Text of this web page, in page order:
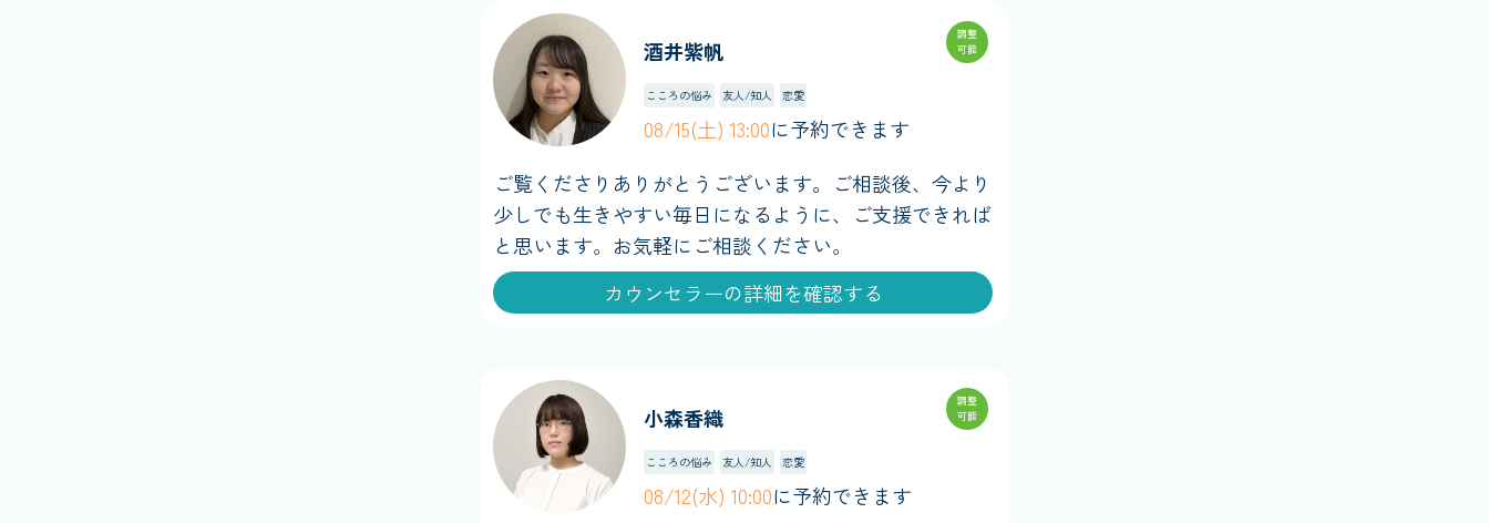
酒井紫帆
こころの悩み 友人/知人 恋愛
08/15(土) 13:00に予約できます
ご覧くださりありがとうございます。ご相談後、今より
少しでも生きやすい毎日になるように、ご支援できれば
と思います。お気軽にご相談ください。
カウンセラーの詳細を確認する
調整
可能
小森香織
こころの悩み 友人/知人 恋愛
08/12(水) 10:00に予約できます
調整
可能